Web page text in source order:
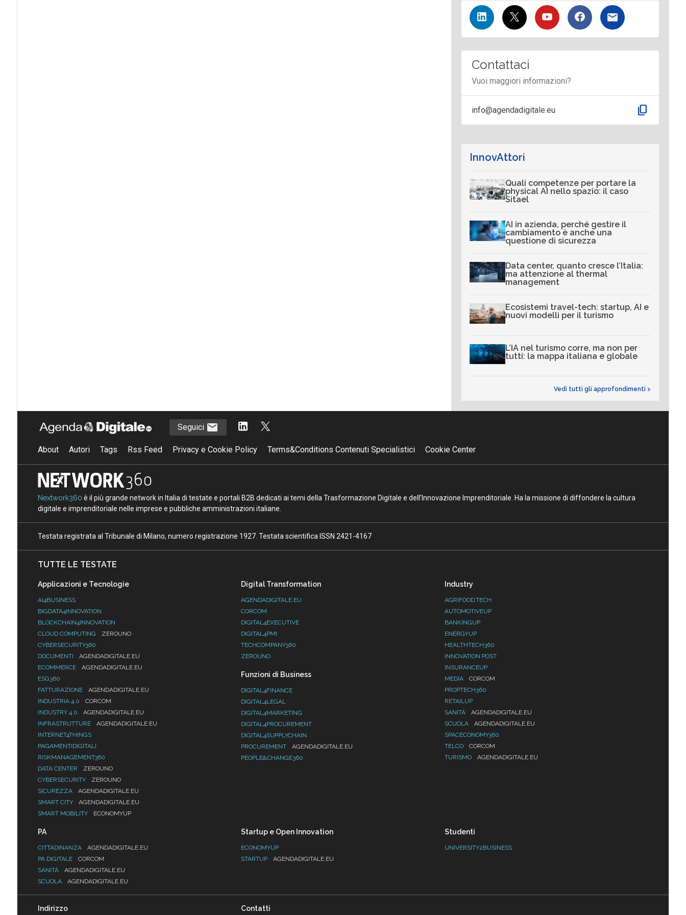
Contattaci
Vuoi maggiori informazioni?
info@agendadigitale.eu content_copy
InnovAttori
Quali competenze per portare la
physical AI nello spazio: il caso
Sitael
AI in azienda, perché gestire il
cambiamento è anche una
questione di sicurezza
Data center, quanto cresce l’Italia:
ma attenzione al thermal
management
Ecosistemi travel-tech: startup, AI e
nuovi modelli per il turismo
L’IA nel turismo corre, ma non per
tutti: la mappa italiana e globale
Vedi tutti gli approfondimenti >
Seguici
About Autori Tags Rss Feed Privacy e Cookie Policy Terms&Conditions Contenuti Specialistici Cookie Center
Nextwork360 è il più grande network in Italia di testate e portali B2B dedicati ai temi della Trasformazione Digitale e dell’Innovazione Imprenditoriale. Ha la missione di diffondere la cultura
digitale e imprenditoriale nelle imprese e pubbliche amministrazioni italiane.
Testata registrata al Tribunale di Milano, numero registrazione 1927. Testata scientifica ISSN 2421-4167
TUTTE LE TESTATE
Applicazioni e Tecnologie
AI4BUSINESS
BIGDATA4INNOVATION
BLOCKCHAIN4INNOVATION
CLOUD COMPUTING
ZEROUNO
CYBERSECURITY360
DOCUMENTI
AGENDADIGITALE.EU
ECOMMERCE
AGENDADIGITALE.EU
ESG360
FATTURAZIONE
AGENDADIGITALE.EU
INDUSTRIA 4.0
CORCOM
INDUSTRY 4.0
AGENDADIGITALE.EU
INFRASTRUTTURE
AGENDADIGITALE.EU
INTERNET4THINGS
PAGAMENTIDIGITALI
RISKMANAGEMENT360
DATA CENTER
ZEROUNO
CYBERSECURITY
ZEROUNO
SICUREZZA
AGENDADIGITALE.EU
SMART CITY
AGENDADIGITALE.EU
SMART MOBILITY
ECONOMYUP
Digital Transformation
AGENDADIGITALE.EU
CORCOM
DIGITAL4EXECUTIVE
DIGITAL4PMI
TECHCOMPANY360
ZEROUNO
Funzioni di Business
DIGITAL4FINANCE
DIGITAL4LEGAL
DIGITAL4MARKETING
DIGITAL4PROCUREMENT
DIGITAL4SUPPLYCHAIN
PROCUREMENT
AGENDADIGITALE.EU
PEOPLE&CHANGE360
Industry
AGRIFOOD.TECH
AUTOMOTIVEUP
BANKINGUP
ENERGYUP
HEALTHTECH360
INNOVATION POST
INSURANCEUP
MEDIA
CORCOM
PROPTECH360
RETAILUP
SANITÀ
AGENDADIGITALE.EU
SCUOLA
AGENDADIGITALE.EU
SPACECONOMY360
TELCO
CORCOM
TURISMO
AGENDADIGITALE.EU
PA
CITTADINANZA
AGENDADIGITALE.EU
PA DIGITALE
CORCOM
SANITÀ
AGENDADIGITALE.EU
SCUOLA
AGENDADIGITALE.EU
Startup e Open Innovation
ECONOMYUP
STARTUP
AGENDADIGITALE.EU
Studenti
UNIVERSITY2BUSINESS
Indirizzo Contatti